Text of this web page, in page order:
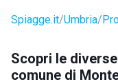
Spiagge.it Umbria
Scopri le
comune di